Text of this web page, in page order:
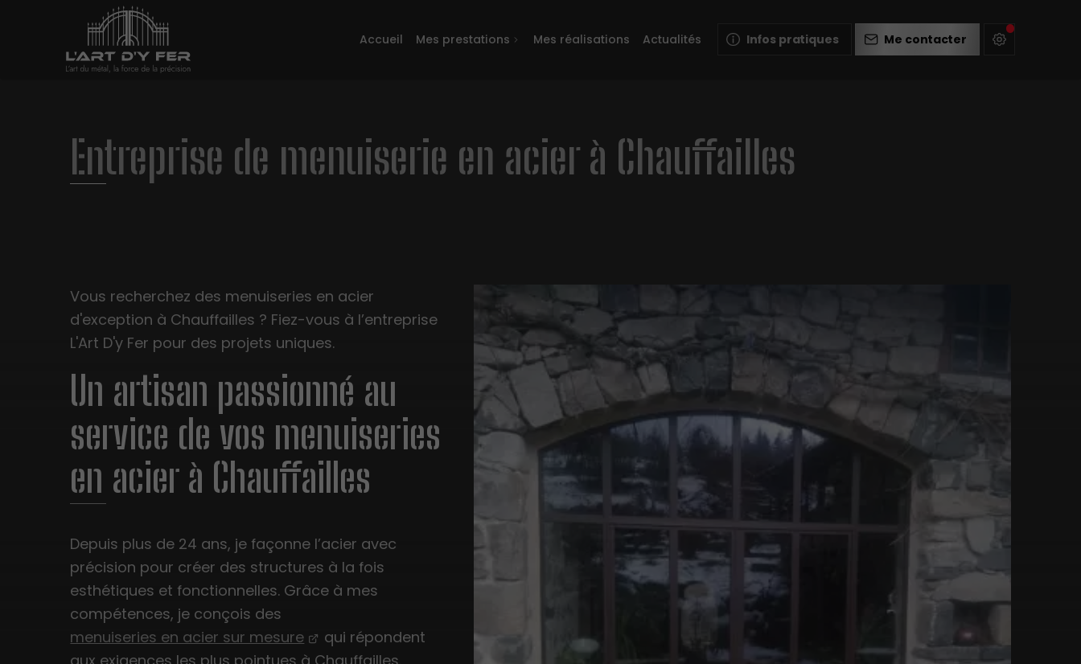
Accueil Mes prestations Mes réalisations Actualités Infos pratiques Me contacter
Entreprise de menuiserie en acier à Chauffailles
Vous recherchez des menuiseries en acier
d'exception à Chauffailles ? Fiez-vous à l’entreprise
L'Art D'y Fer pour des projets uniques.
Un artisan passionné au
service de vos menuiseries
en acier à Chauffailles
Depuis plus de 24 ans, je façonne l’acier avec
précision pour créer des structures à la fois
esthétiques et fonctionnelles. Grâce à mes
compétences, je conçois des
menuiseries en acier sur mesure
qui répondent